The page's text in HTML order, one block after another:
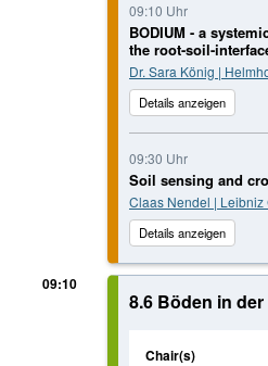
09:10 Uhr
BODIUM - a
the root-soil-
Dr. Sara König |
Details anzeigen
09:30 Uhr
Soil sensing and
Claas Nendel | Leibniz
Details anzeigen
09:10
8.6 Böden in
Chair(s)